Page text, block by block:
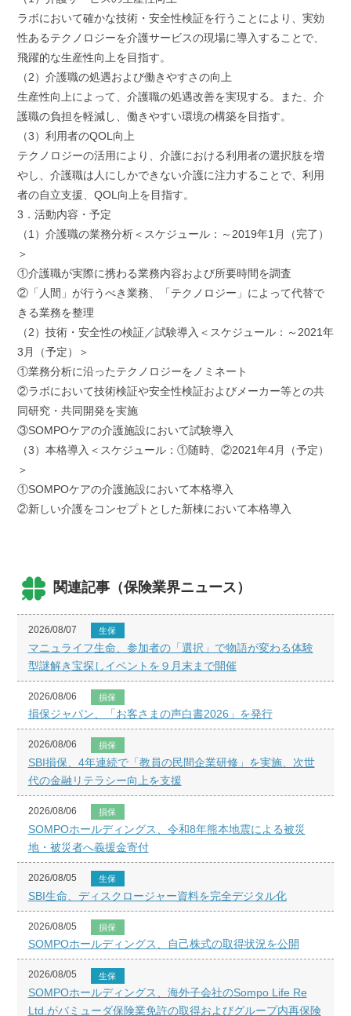
ラボにおいて確かな技術・安全性検証を行うことにより、実効
性あるテクノロジーを介護サービスの現場に導入することで、
飛躍的な生産性向上を目指す。
（2）介護職の処遇および働きやすさの向上
生産性向上によって、介護職の処遇改善を実現する。また、介
護職の負担を軽減し、働きやすい環境の構築を目指す。
（3）利用者のQOL向上
テクノロジーの活用により、介護における利用者の選択肢を増
やし、介護職は人にしかできない介護に注力することで、利用
者の自立支援、QOL向上を目指す。
3．活動内容・予定
（1）介護職の業務分析＜スケジュール：～2019年1月（完了）
＞
①介護職が実際に携わる業務内容および所要時間を調査
②「人間」が行うべき業務、「テクノロジー」によって代替で
きる業務を整理
（2）技術・安全性の検証／試験導入＜スケジュール：～2021年
3月（予定）＞
①業務分析に沿ったテクノロジーをノミネート
②ラボにおいて技術検証や安全性検証およびメーカー等との共
同研究・共同開発を実施
③SOMPOケアの介護施設において試験導入
（3）本格導入＜スケジュール：①随時、②2021年4月（予定）
＞
①SOMPOケアの介護施設において本格導入
②新しい介護をコンセプトとした新棟において本格導入
関連記事（保険業界ニュース）
2026/08/07 生保
マニュライフ生命、参加者の「選択」で物語が変わる体験
型謎解き宝探しイベントを９月末まで開催
2026/08/06 損保
損保ジャパン、「お客さまの声白書2026」を発行
2026/08/06 損保
SBI損保、4年連続で「教員の民間企業研修」を実施、次世
代の金融リテラシー向上を支援
2026/08/06 損保
SOMPOホールディングス、令和8年熊本地震による被災
地・被災者へ義援金寄付
2026/08/05 生保
SBI生命、ディスクロージャー資料を完全デジタル化
2026/08/05 損保
SOMPOホールディングス、自己株式の取得状況を公開
2026/08/05 生保
SOMPOホールディングス、海外子会社のSompo Life Re
Ltd.がバミューダ保険業免許の取得およびグループ内再保険